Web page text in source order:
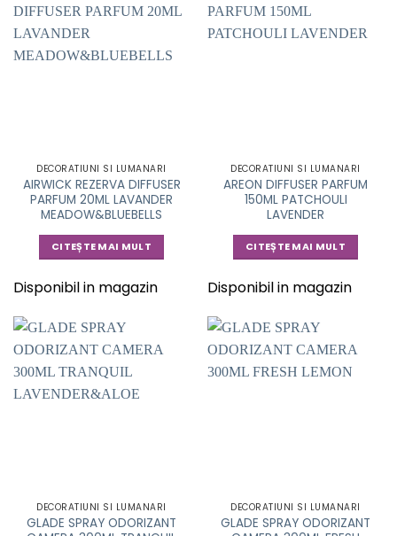
DECORATIUNI SI LUMANARI
AIRWICK REZERVA DIFFUSER
PARFUM 20ML LAVANDER
MEADOW&BLUEBELLS
CITEȘTE MAI MULT
Disponibil in magazin
DECORATIUNI SI LUMANARI
AREON DIFFUSER PARFUM
150ML PATCHOULI
LAVENDER
CITEȘTE MAI MULT
Disponibil in magazin
DECORATIUNI SI LUMANARI
GLADE SPRAY ODORIZANT
DECORATIUNI SI LUMANARI
GLADE SPRAY ODORIZANT